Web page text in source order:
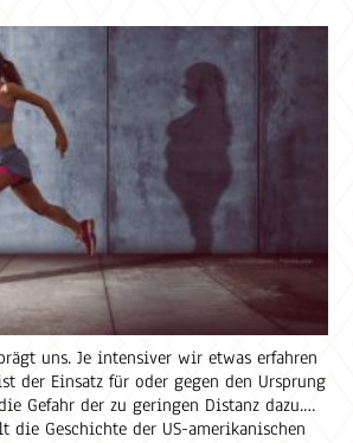
uns. Je intensiver wir etwas erfahren
der Einsatz für oder gegen den Ursprung
Gefahr der zu geringen Distanz dazu.
die Geschichte der US-amerikanischen